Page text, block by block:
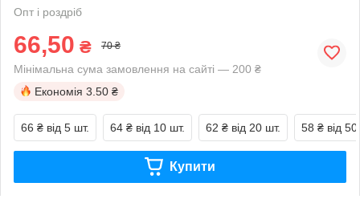
Опт і роздріб
66,50 ₴ 70 ₴
Мінімальна сума замовлення на сайті — 200 ₴
Економія 3.50 ₴
66 ₴ від 5 шт. 64 ₴ від 10 шт. 62 ₴ від 20 шт. 58 ₴ від
Купити